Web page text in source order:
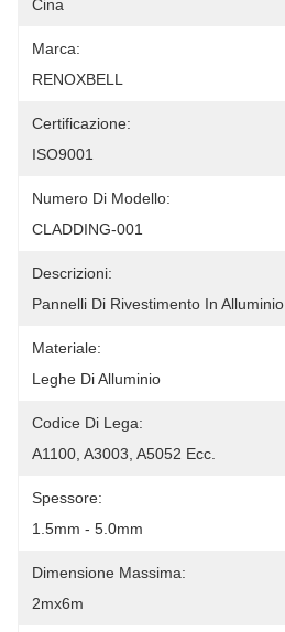
Cina
Marca:
RENOXBELL
Certificazione:
ISO9001
Numero Di Modello:
CLADDING-001
Descrizioni:
Pannelli Di Rivestimento In Alluminio
Materiale:
Leghe Di Alluminio
Codice Di Lega:
A1100, A3003, A5052 Ecc.
Spessore:
1.5mm - 5.0mm
Dimensione Massima:
2mx6m